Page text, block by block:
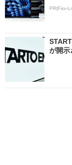
PR(Fav-
が開示